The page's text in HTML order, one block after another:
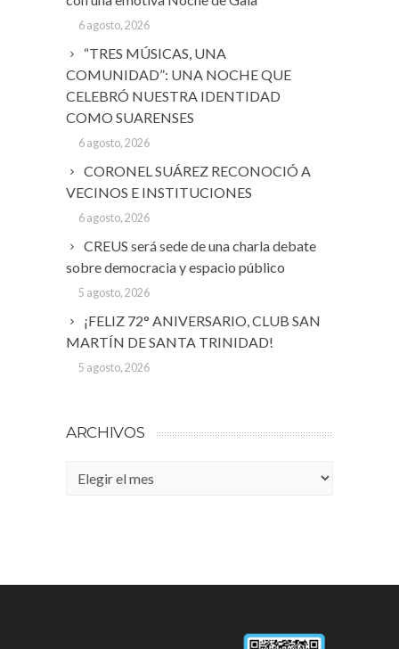
6 agosto, 2026
“TRES MÚSICAS, UNA
COMUNIDAD”: UNA NOCHE QUE
CELEBRÓ NUESTRA IDENTIDAD
COMO SUARENSES
6 agosto, 2026
CORONEL SUÁREZ RECONOCIÓ A
VECINOS E INSTITUCIONES
6 agosto, 2026
CREUS será sede de una charla debate
sobre democracia y espacio público
5 agosto, 2026
¡FELIZ 72° ANIVERSARIO, CLUB SAN
MARTÍN DE SANTA TRINIDAD!
5 agosto, 2026
ARCHIVOS
Archivos